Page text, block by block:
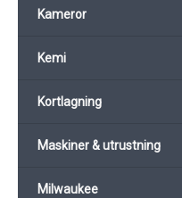
Kameror
Kemi
Kortlagning
Maskiner & utrustning
Milwaukee